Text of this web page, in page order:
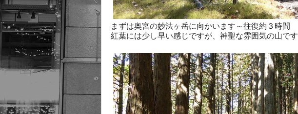
まずは奥宮の妙法ヶ岳に向かいます～往復約３時間
紅葉には少し早い感じですが、神聖な雰囲気の山です